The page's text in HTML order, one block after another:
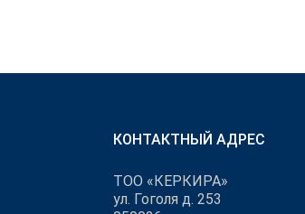
КОНТАКТНЫЙ АДРЕС
ТОО «КЕРКИРА»
ул. Гоголя д. 253